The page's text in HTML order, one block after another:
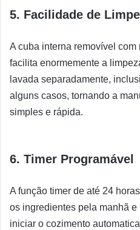
5. Facilidade de
A cuba interna removível
facilita enormemente a
lavada separadamente,
alguns casos, tornando a
simples e rápida.
6. Timer Programável
A função timer de até 24
os ingredientes pela manhã
iniciar o cozimento